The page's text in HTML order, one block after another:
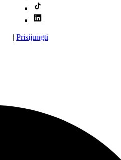
| Prisijungti